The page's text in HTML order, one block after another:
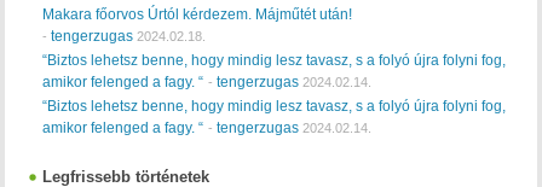
Makara főorvos Úrtól kérdezem. Májműtét után!
-tengerzugas 2024.02.18.
“Biztos lehetsz benne, hogy mindig lesz tavasz, s a folyó újra folyni fog,
amikor felenged a fagy. “ -tengerzugas 2024.02.14.
“Biztos lehetsz benne, hogy mindig lesz tavasz, s a folyó újra folyni fog,
amikor felenged a fagy. “ -tengerzugas 2024.02.14.
Legfrissebb történetek